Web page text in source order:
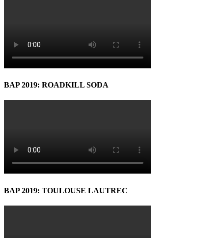
BAP 2019: ROADKILL SODA
BAP 2019: TOULOUSE LAUTREC